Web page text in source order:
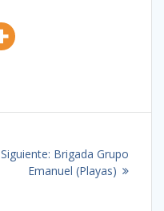
Siguiente: Brigada Grupo
Emanuel (Playas)